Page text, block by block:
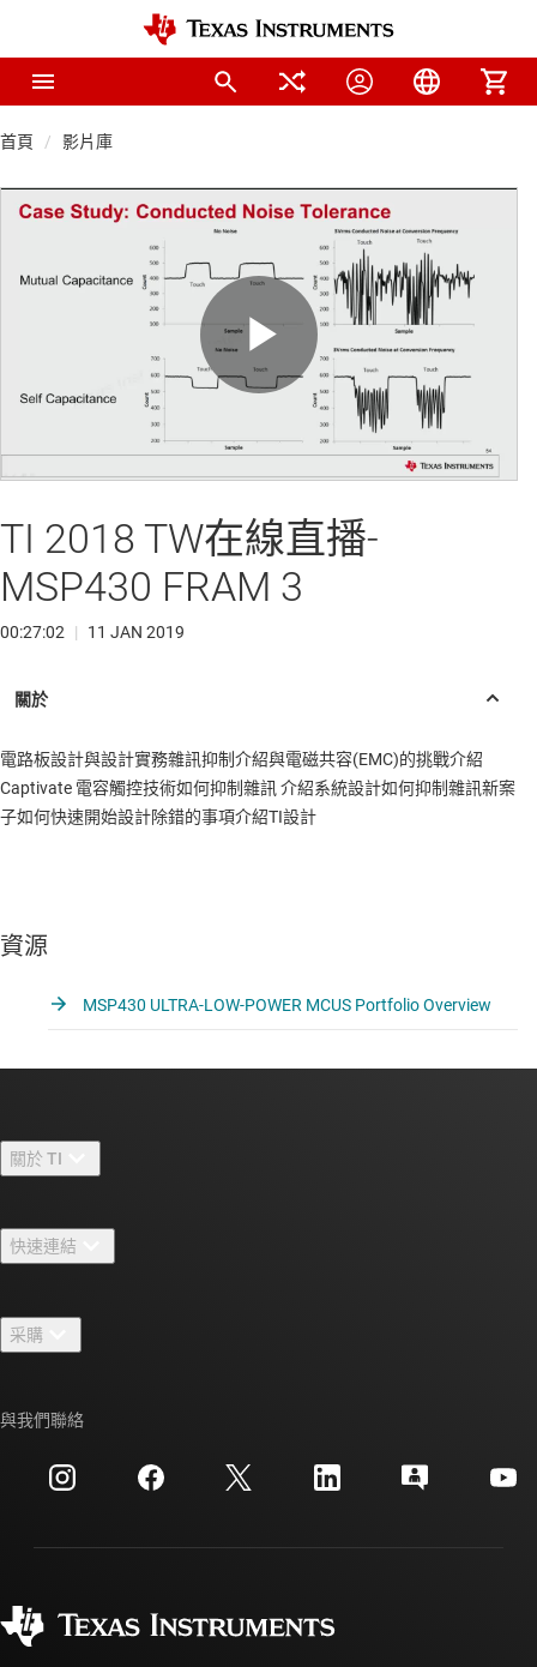
首頁 影片庫
Play
Video
TI 2018 TW在線直播-
MSP430 FRAM 3
00:27:02 | 11 JAN 2019
電路板設計與設計實務雜訊抑制介紹與電磁共容(EMC)的挑戰介紹
Captivate 電容觸控技術如何抑制雜訊 介紹系統設計如何抑制雜訊新案
子如何快速開始設計除錯的事項介紹TI設計
資源
MSP430 ULTRA-LOW-POWER MCUS Portfolio Overview
關於 TI
人才招募
新聞室
活動
投資人關系
快速連結
TI E2E™ 設計支援論壇
交互參考搜索
客戶支援中心
myTI 帳戶常見問題解答
采購
訂購 FAQ
與我們聯絡